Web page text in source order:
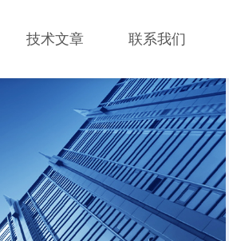
技术文章 联系我们